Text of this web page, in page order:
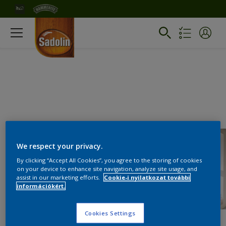
We respect your privacy.
By clicking “Accept All Cookies”, you agree to the storing of cookies
on your device to enhance site navigation, analyze site usage, and
assist in our marketing efforts.
Cookie-i nyilatkozat további
információkért.
Cookies Settings